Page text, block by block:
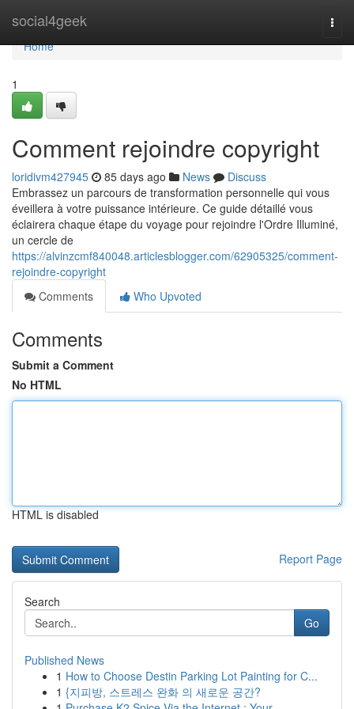
social4geek
Home
Home
1
Comment rejoindre copyright
loridivm427945 85 days ago News
Discuss
Embrassez un parcours de transformation personnelle qui vous
éveillera à votre puissance intérieure. Ce guide détaillé vous
éclairera chaque étape du voyage pour rejoindre l'Ordre Illuminé,
un cercle de
https://alvinzcmf840048.articlesblogger.com/62905325/comment-
rejoindre-copyright
Comments
Who Upvoted
Comments
Submit a Comment
No HTML
HTML is disabled
Report Page
Search
Go
Published News
1 How to Choose Destin Parking Lot Painting for C...
1 {지피방, 스트레스 완화 의 새로운 공간?